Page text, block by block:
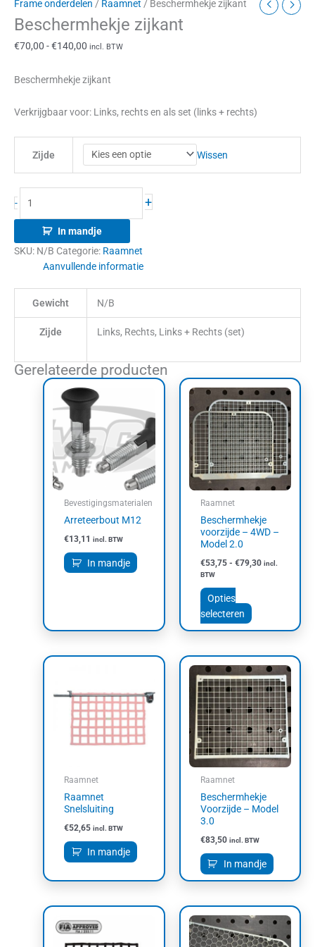
Frame onderdelen / Raamnet / Beschermhekje zijkant
Beschermhekje zijkant
€70,00 -€140,00 incl. BTW
Beschermhekje zijkant
Verkrijgbaar voor: Links, rechts en als set (links + rechts)
Zijde Wissen
- +
In mandje
SKU: N/B Categorie: Raamnet
Aanvullende informatie
Gewicht N/B
Zijde Links, Rechts, Links + Rechts (set)
Gerelateerde producten
Bevestigingsmaterialen
Arreteerbout M12
€13,11 incl. BTW
In mandje
Raamnet
Beschermhekje
voorzijde – 4WD –
Model 2.0
€53,75 - €79,30
Prijsklasse:
€53,75
tot
€79,30
incl.
BTW
Opties
selecteren
Dit
product
heeft
meerdere
variaties.
Deze
optie
worden
Raamnet
Raamnet
Snelsluiting
€52,65 incl. BTW
In mandje
Raamnet
Beschermhekje
Voorzijde – Model
3.0
€83,50 incl. BTW
In mandje
Prijsklasse:
€109,85
tot
Dit
product